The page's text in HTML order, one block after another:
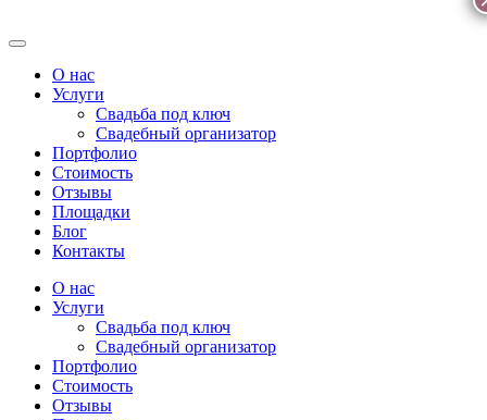
О нас
Услуги
Свадьба под ключ
Свадебный организатор
Портфолио
Стоимость
Отзывы
Площадки
Блог
Контакты
О нас
Услуги
Свадьба под ключ
Свадебный организатор
Портфолио
Стоимость
Отзывы